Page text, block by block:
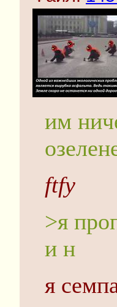
им
ftfy
>я
и н
я